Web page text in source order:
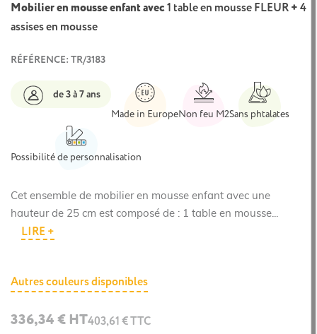
Mobilier en mousse enfant avec1 table en mousse FLEUR + 4
assises en mousse
RÉFÉRENCE: TR/3183
de 3 à 7 ans
Made in EuropeNon feu M2Sans phtalates
Possibilité de personnalisation
Cet ensemble de mobilier en mousse enfant avec une
hauteur de 25 cm est composé de : 1 table en mousse...
LIRE +
Autres couleurs disponibles
336,34 € HT403,61 € TTC